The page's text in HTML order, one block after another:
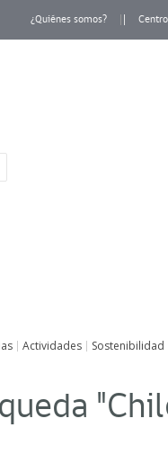
¿Quiénes somos?
Actividades Sostenibilidad